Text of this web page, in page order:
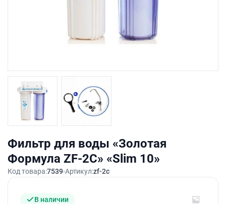
Фильтр для воды «Золотая
Формула ZF-2С» «Slim 10»
Код товара:7539 Артикул:zf-2c
В наличии